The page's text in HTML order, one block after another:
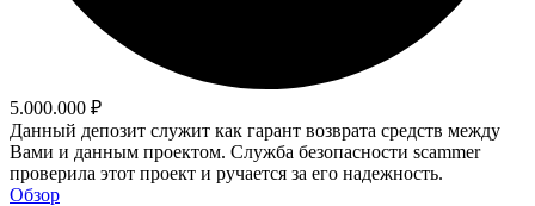
5.000.000 ₽
Данный депозит служит как гарант возврата средств между
Вами и данным проектом. Служба безопасности scammer
проверила этот проект и ручается за его надежность.
Обзор